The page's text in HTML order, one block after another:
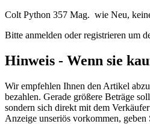
Colt Python 357 Mag. wie Neu,
Bitte anmelden oder registrieren um
Hinweis - Wenn sie
Wir empfehlen Ihnen den Artikel
bezahlen. Gerade größere Beträge
sondern sich direkt mit dem
Anzeige unseriös vorkommen,